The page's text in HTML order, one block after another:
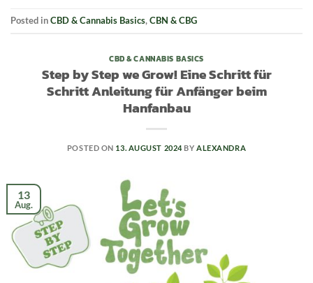
Posted inCBD & Cannabis Basics,CBN & CBG
CBD & CANNABIS BASICS
Step by Step we Grow! Eine Schritt für
Schritt Anleitung für Anfänger beim
Hanfanbau
POSTED ON 13. AUGUST 2024BYALEXANDRA
13
Aug.